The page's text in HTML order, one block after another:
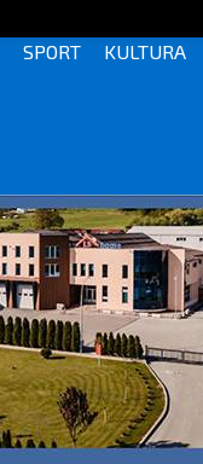
SPORT KULTURA